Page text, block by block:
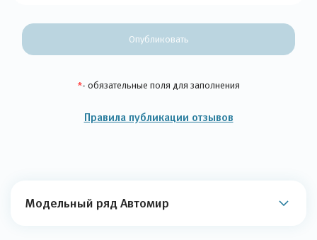
Опубликовать
*- обязательные поля для заполнения
Правила публикации отзывов
Модельный ряд Автомир